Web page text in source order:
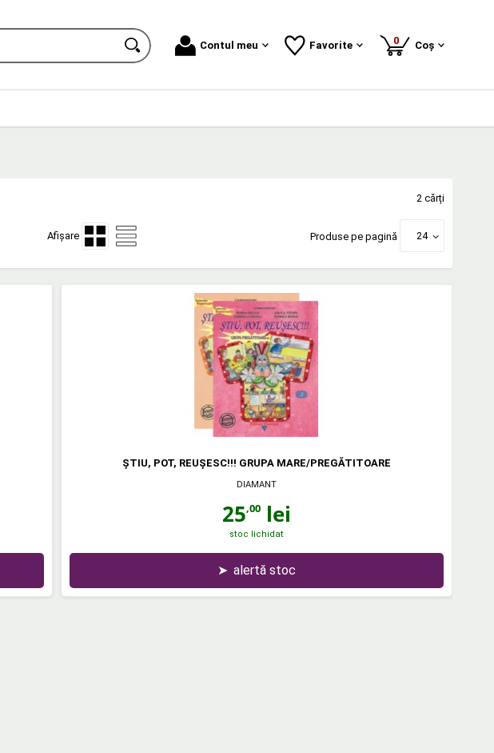
Contul meu Favorite 0produse
Coș
2 cărți
Afișare Produse pe pagină 24
ŞTIU, POT, REUŞESC!!! GRUPA MARE/PREGĂTITOARE
DIAMANT
25,00 lei
stoc lichidat
➤ alertă stoc